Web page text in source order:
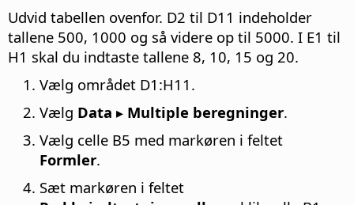
Udvid tabellen ovenfor. D2 til D11 indeholder
tallene 500, 1000 og så videre op til 5000. I E1 til
H1 skal du indtaste tallene 8, 10, 15 og 20.
Vælg området D1:H11.
Vælg Data ▸ Multiple beregninger.
Vælg celle B5 med markøren i feltet
Formler.
Sæt markøren i feltet